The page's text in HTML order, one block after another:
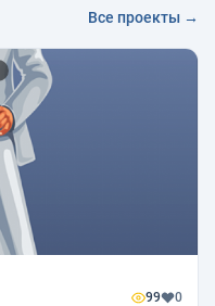
Все проекты →
99 0